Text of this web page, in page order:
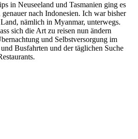
in Neuseeland und Tasmanien ging es
nach Indonesien. Ich war bisher
nämlich in Myanmar, unterwegs.
sich die Art zu reisen nun ändern
und Selbstversorgung im
Busfahrten und der täglichen Suche